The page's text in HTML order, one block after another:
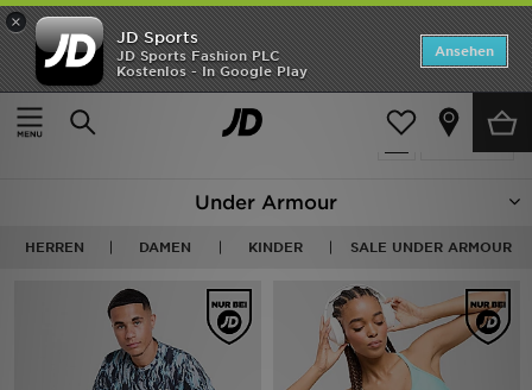
×
JD Sports
JD Sports Fashion PLC
Kostenlos - In Google Play
Ansehen
Startseite
Under Armour
verfeinern
344 Produkte
Under Armour
HERREN DAMEN KINDER SALE UNDER ARMOUR
Startseite
ANGEBOTE
Herren